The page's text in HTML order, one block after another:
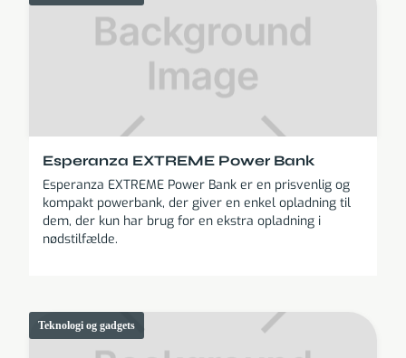
Esperanza EXTREME Power Bank
Esperanza EXTREME Power Bank er en prisvenlig og
kompakt powerbank, der giver en enkel opladning til
dem, der kun har brug for en ekstra opladning i
nødstilfælde.
Teknologi og gadgets